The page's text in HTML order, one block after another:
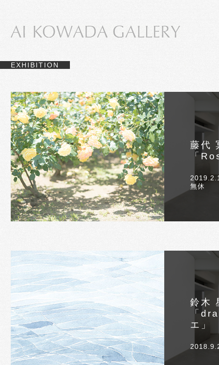
EXHIBITION
藤代
「
無休
鈴木
「
エ」